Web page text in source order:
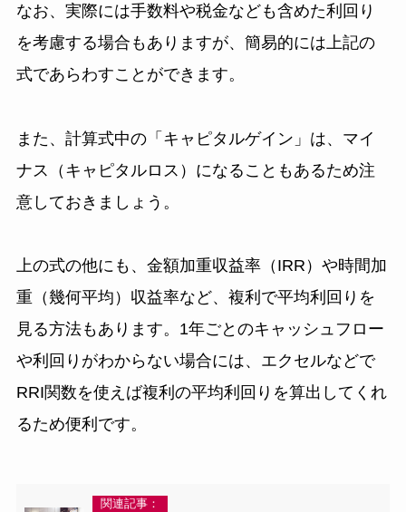
なお、実際には手数料や税金なども含めた利回り
を考慮する場合もありますが、簡易的には上記の
式であらわすことができます。
また、計算式中の「キャピタルゲイン」は、マイ
ナス（キャピタルロス）になることもあるため注
意しておきましょう。
上の式の他にも、金額加重収益率（IRR）や時間加
重（幾何平均）収益率など、複利で平均利回りを
見る方法もあります。1年ごとのキャッシュフロー
や利回りがわからない場合には、エクセルなどで
RRI関数を使えば複利の平均利回りを算出してくれ
るため便利です。
関連記事：